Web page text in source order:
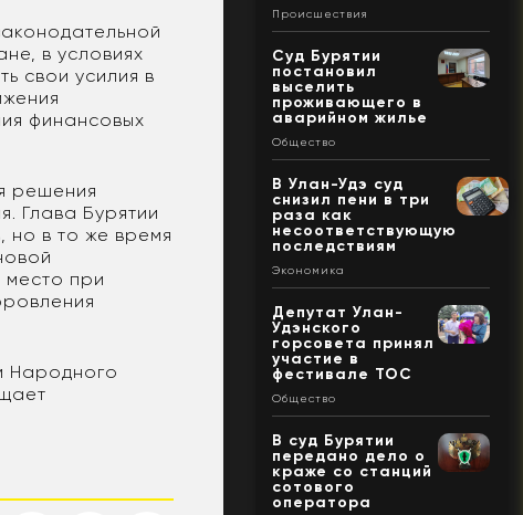
в условиях
свои усилия в
финансовых
решения
Глава Бурятии
но в то же время
при
Народного
Происшествия
Суд Бурятии
постановил
выселить
проживающего в
аварийном жилье
Общество
В Улан-Удэ суд
снизил пени в три
раза как
несоответствующую
последствиям
Экономика
Депутат Улан-
Удэнского
горсовета принял
участие в
фестивале ТОС
Общество
В суд Бурятии
передано дело о
краже со станций
сотового
оператора